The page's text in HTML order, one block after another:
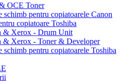
OCE Toner
schimb pentru copiatoarele Canon
copiatoare Toshiba
& Xerox - Drum Unit
& Xerox - Toner & Developer
schimb pentru copiatoarele Toshiba